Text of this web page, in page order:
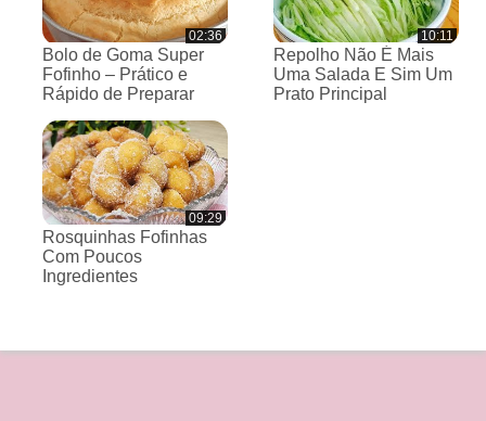
02:36
Bolo de Goma Super
Fofinho – Prático e
Rápido de Preparar
10:11
Repolho Não É Mais
Uma Salada E Sim Um
Prato Principal
09:29
Rosquinhas Fofinhas
Com Poucos
Ingredientes